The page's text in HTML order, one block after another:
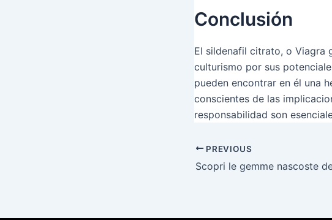
Conclusión
El sildenafil citrato, o Viagra
culturismo por sus
pueden encontrar en él una
conscientes de las
responsabilidad son
PREVIOUS